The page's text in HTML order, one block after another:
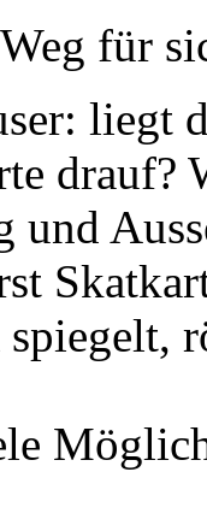
für
liegt
drauf?
und